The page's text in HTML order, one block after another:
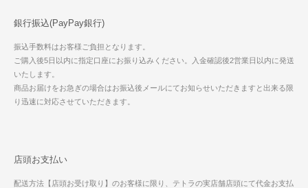
銀行振込(PayPay銀行)
振込手数料はお客様ご負担となります。
ご購入後5日以内に指定口座にお振り込みください。入金確認後2営業日以内に発送
いたします。
商品お届けをお急ぎの場合はお振込後メールにてお知らせいただきますと出来る限
り迅速に対応させていただきます。
店頭お支払い
配送方法【店頭お受け取り】のお客様に限り、テトラの実店舗店頭にて代金お支払